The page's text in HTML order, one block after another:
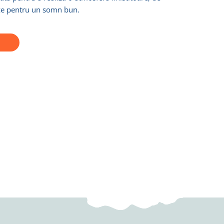
pentru un somn bun.